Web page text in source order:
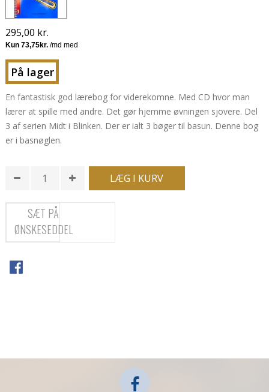
295,00 kr.
På lager
En fantastisk god lærebog for viderekomne. Med CD hvor man
lærer at spille med andre. Det gør hjemme øvningen sjovere. Del
3 af serien Midt i Blinken. Der er ialt 3 bøger til basun. Denne bog
er i basnøglen.
LÆG I KURV
SÆT PÅ
ØNSKESEDDEL